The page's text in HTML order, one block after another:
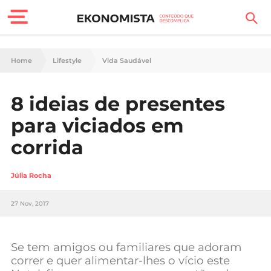
Finanças Pessoais
Carreira
Casa
Lifestyle
Sociedade
Negócios
Home Lifestyle Vida Saudável
8 ideias de presentes
para viciados em
corrida
Júlia Rocha
27 Nov, 2017
Se tem amigos ou familiares que adoram
correr e quer alimentar-lhes o vício este